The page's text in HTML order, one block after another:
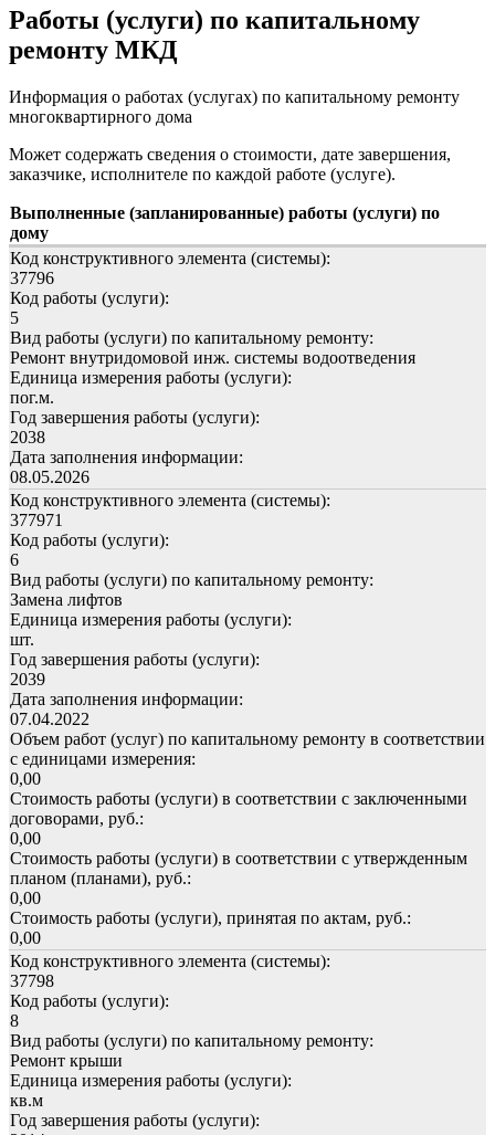
Работы (услуги) по капитальному
ремонту МКД
Информация о работах (услугах) по капитальному ремонту
многоквартирного дома
Может содержать сведения о стоимости, дате завершения,
заказчике, исполнителе по каждой работе (услуге).
Выполненные (запланированные) работы (услуги) по
дому
Код конструктивного элемента (системы):
37796
Код работы (услуги):
5
Вид работы (услуги) по капитальному ремонту:
Ремонт внутридомовой инж. системы водоотведения
Единица измерения работы (услуги):
пог.м.
Год завершения работы (услуги):
2038
Дата заполнения информации:
08.05.2026
Код конструктивного элемента (системы):
377971
Код работы (услуги):
6
Вид работы (услуги) по капитальному ремонту:
Замена лифтов
Единица измерения работы (услуги):
шт.
Год завершения работы (услуги):
2039
Дата заполнения информации:
07.04.2022
Объем работ (услуг) по капитальному ремонту в соответствии
с единицами измерения:
0,00
Стоимость работы (услуги) в соответствии с заключенными
договорами, руб.:
0,00
Стоимость работы (услуги) в соответствии с утвержденным
планом (планами), руб.:
0,00
Стоимость работы (услуги), принятая по актам, руб.:
0,00
Код конструктивного элемента (системы):
37798
Код работы (услуги):
8
Вид работы (услуги) по капитальному ремонту:
Ремонт крыши
Единица измерения работы (услуги):
кв.м
Год завершения работы (услуги):